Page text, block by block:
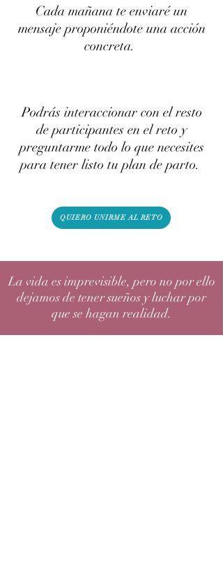
Cada mañana te enviaré un
mensaje proponiéndote una acción
concreta.
Podrás interaccionar con el resto
de participantes en el reto y
preguntarme todo lo que necesites
para tener listo tu plan de parto.
QUIERO UNIRME AL RETO
La vida es imprevisible, pero no por ello
dejamos de tener sueños y luchar por
que se hagan realidad.